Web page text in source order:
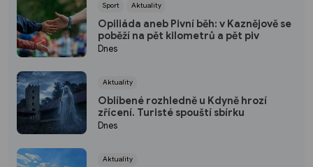
Sport Aktuality
Opiliáda aneb Pivní běh: v Kaznějově se
poběží na pět kilometrů a pět piv
Dnes
Aktuality
Oblíbené rozhledně u Kdyně hrozí
zřícení. Turisté spouští sbírku
Dnes
Aktuality